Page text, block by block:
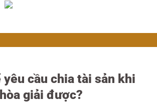
cầu chia tài sản khi
giải được?